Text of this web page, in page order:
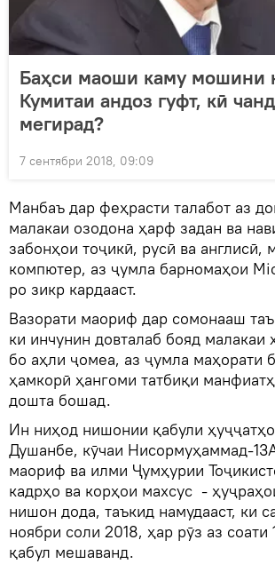
Баҳси маоши каму мошини
Кумитаи андоз гуфт, кӣ
мегирад?
7 сентябри 2018, 09:09
Манбаъ дар феҳрасти талабот аз
малакаи озодона ҳарф задан ва
забонҳои тоҷикӣ, русӣ ва англисӣ,
компютер, аз ҷумла барномаҳои
ро зикр кардааст.
Вазорати маориф дар сомонааш
ки инчунин довталаб бояд малакаи
бо аҳли ҷомеа, аз ҷумла маҳорати
ҳамкорӣ ҳангоми татбиқи
дошта бошад.
Ин ниҳод нишонии қабули
Душанбе, кӯчаи Нисормуҳаммад-
маориф ва илми Ҷумҳурии
кадрҳо ва корҳои махсус -
нишон дода, таъкид намудааст, ки
ноябри соли 2018, ҳар рӯз аз соати
қабул мешаванд.